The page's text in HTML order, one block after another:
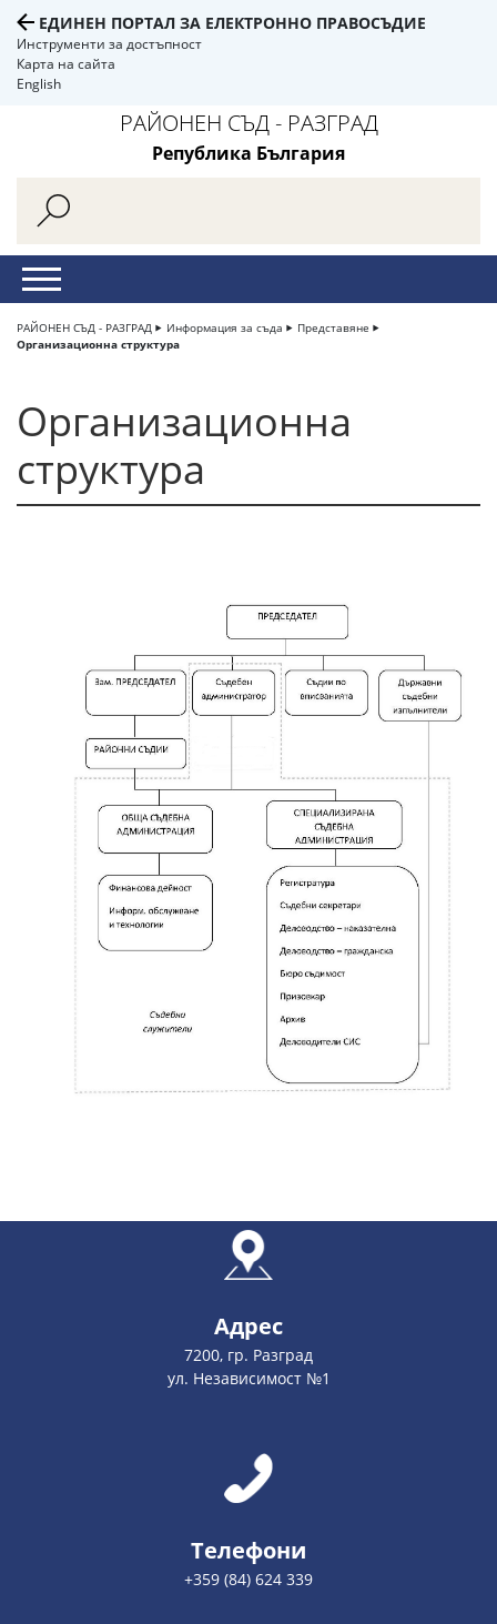
ЕДИНЕН ПОРТАЛ ЗА ЕЛЕКТРОННО ПРАВОСЪДИЕ
Инструменти за достъпност
Карта на сайта
English
РАЙОНЕН СЪД - РАЗГРАД
Република България
РАЙОНЕН СЪД - РАЗГРАД Информация за съда
Представяне
Организационна структура
Организационна
структура
Адрес
7200, гр. Разград
ул. Независимост №1
Телефони
+359 (84) 624 339